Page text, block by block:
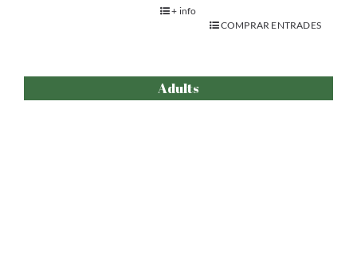
+ info
COMPRAR ENTRADES
Adults